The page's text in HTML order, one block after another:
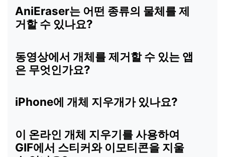
AniEraser는 어떤 종류의 물체를 제
거할 수 있나요?
동영상에서 개체를 제거할 수 있는 앱
은 무엇인가요?
iPhone에 개체 지우개가 있나요?
이 온라인 개체 지우기를 사용하여
GIF에서 스티커와 이모티콘을 지울